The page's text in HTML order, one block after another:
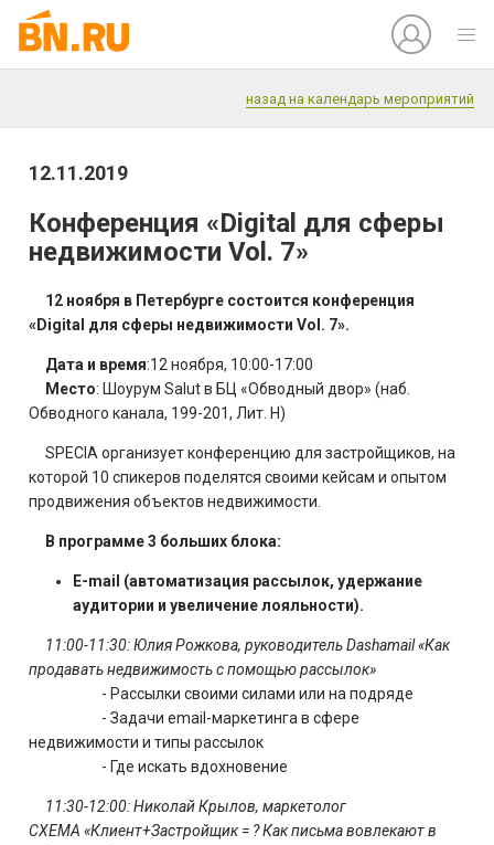
назад на календарь мероприятий
12.11.2019
Конференция «Digital для сферы
недвижимости Vol. 7»
12 ноября в Петербурге состоится конференция
«Digital для сферы недвижимости Vol. 7».
Дата и время:12 ноября, 10:00-17:00
Место: Шоурум Salut в БЦ «Обводный двор» (наб.
Обводного канала, 199-201, Лит. Н)
SPECIA организует конференцию для застройщиков, на
которой 10 спикеров поделятся своими кейсам и опытом
продвижения объектов недвижимости.
В программе 3 больших блока:
E-mail (автоматизация рассылок, удержание
аудитории и увеличение лояльности).
11:00-11:30: Юлия Рожкова, руководитель Dashamail «Как
продавать недвижимость с помощью рассылок»
- Рассылки своими силами или на подряде
- Задачи email-маркетинга в сфере
недвижимости и типы рассылок
- Где искать вдохновение
11:30-12:00: Николай Крылов, маркетолог
СХЕМА «Клиент+Застройщик = ? Как письма вовлекают в